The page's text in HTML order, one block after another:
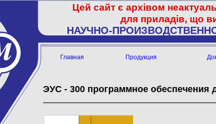
Цей сайт є архівом
для приладів, що
НАУЧНО-
Главная Продукция
ЭУС - 300 программное